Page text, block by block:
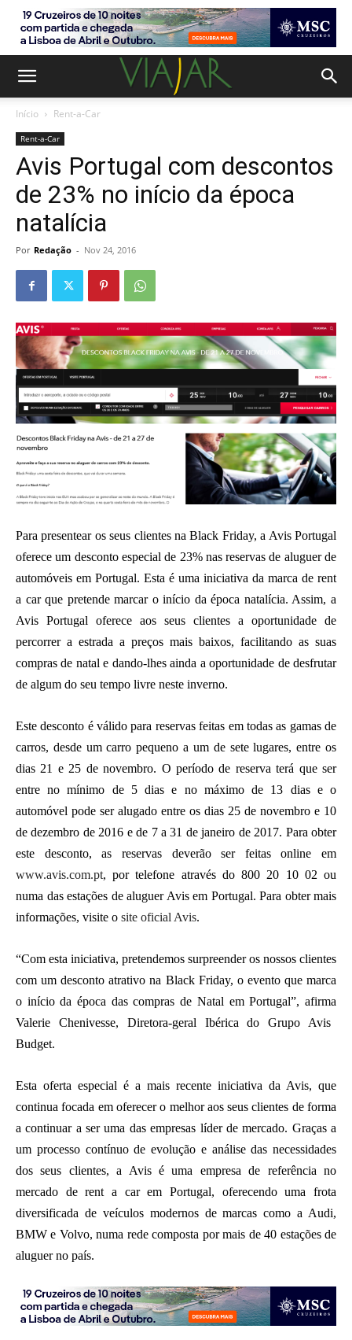
Início Rent-a-Car
Rent-a-Car
Avis Portugal com descontos
de 23% no início da época
natalícia
Por Redação - Nov 24, 2016
Para presentear os seus clientes na Black Friday, a Avis Portugal
oferece um desconto especial de 23% nas reservas de aluguer de
automóveis em Portugal. Esta é uma iniciativa da marca de rent
a car que pretende marcar o início da época natalícia. Assim, a
Avis Portugal oferece aos seus clientes a oportunidade de
percorrer a estrada a preços mais baixos, facilitando as suas
compras de natal e dando-lhes ainda a oportunidade de desfrutar
de algum do seu tempo livre neste inverno.
Este desconto é válido para reservas feitas em todas as gamas de
carros, desde um carro pequeno a um de sete lugares, entre os
dias 21 e 25 de novembro. O período de reserva terá que ser
entre no mínimo de 5 dias e no máximo de 13 dias e o
automóvel pode ser alugado entre os dias 25 de novembro e 10
de dezembro de 2016 e de 7 a 31 de janeiro de 2017. Para obter
este desconto, as reservas deverão ser feitas online em
www.avis.com.pt, por telefone através do 800 20 10 02 ou
numa das estações de aluguer Avis em Portugal. Para obter mais
informações, visite o site oficial Avis.
“Com esta iniciativa, pretendemos surpreender os nossos clientes
com um desconto atrativo na Black Friday, o evento que marca
o início da época das compras de Natal em Portugal”, afirma
Valerie Chenivesse, Diretora-geral Ibérica do Grupo Avis
Budget.
Esta oferta especial é a mais recente iniciativa da Avis, que
continua focada em oferecer o melhor aos seus clientes de forma
a continuar a ser uma das empresas líder de mercado. Graças a
um processo contínuo de evolução e análise das necessidades
dos seus clientes, a Avis é uma empresa de referência no
mercado de rent a car em Portugal, oferecendo uma frota
diversificada de veículos modernos de marcas como a Audi,
BMW e Volvo, numa rede composta por mais de 40 estações de
aluguer no país.